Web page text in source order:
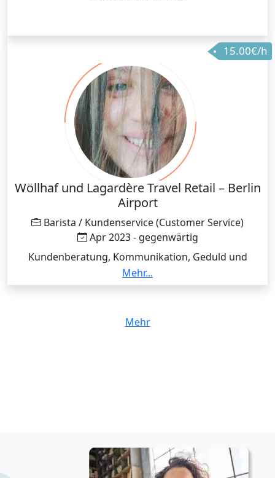
15.00€/h
Wöllhaf und Lagardère Travel Retail – Berlin
Airport
Barista / Kundenservice (Customer Service)
Apr 2023 - gegenwärtig
Kundenberatung, Kommunikation, Geduld und
täglicher Umgang mit internationalen Gästen. Die
Erfahrung im Kundenkontakt hilft mir heute auch
Mehr...
Mehr